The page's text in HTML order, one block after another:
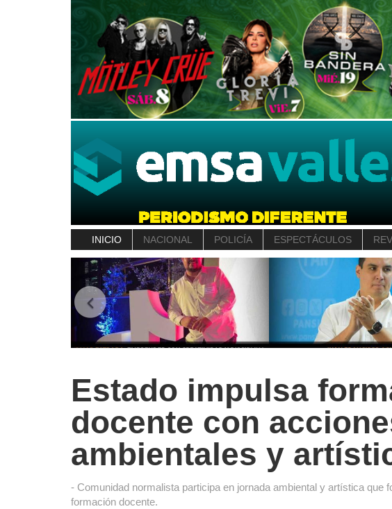
INICIO NACIONAL POLICÍA ESPECTÁCULOS
Estado impulsa
docente con
ambientales y
- Comunidad normalista participa en jornada ambiental y artística que
formación docente.